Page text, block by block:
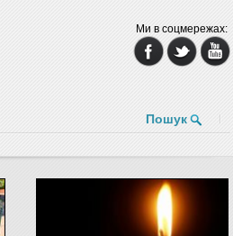
Ми в соцмережах:
Пошук